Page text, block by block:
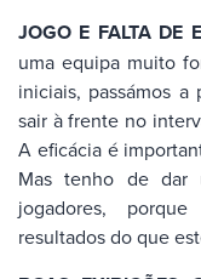
JOGO E FALTA DE
uma equipa muito
iniciais, passámos
sair à frente no
A eficácia é
Mas tenho de dar
jogadores,
resultados do que